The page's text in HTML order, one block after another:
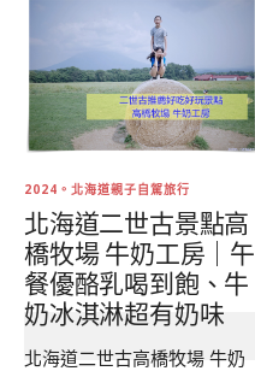
2024。北海道親子自駕旅行
北海道二世古景點高
橋牧場 牛奶工房｜午
餐優酪乳喝到飽、牛
奶冰淇淋超有奶味
北海道二世古高橋牧場 牛奶